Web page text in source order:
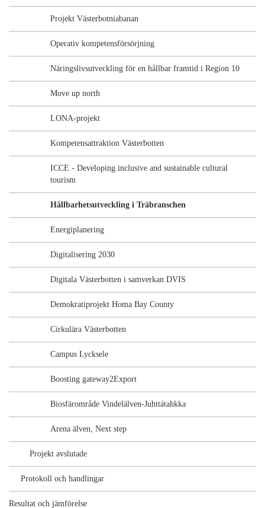
Projekt Västerbotniabanan
Operativ kompetensförsörjning
Näringslivsutveckling för en hållbar framtid i Region 10
Move up north
LONA-projekt
Kompetensattraktion Västerbotten
ICCE - Developing inclusive and sustainable cultural
tourism
Hållbarhetsutveckling i Träbranschen
Energiplanering
Digitalisering 2030
Digitala Västerbotten i samverkan DVIS
Demokratiprojekt Homa Bay County
Cirkulära Västerbotten
Campus Lycksele
Boosting gateway2Export
Biosfärområde Vindelälven-Juhttátahkka
Arena älven, Next step
Projekt avslutade
Protokoll och handlingar
Resultat och jämförelse